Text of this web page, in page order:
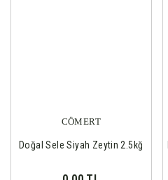
CÖMERT
Doğal Sele Siyah Zeytin 2.5kğ